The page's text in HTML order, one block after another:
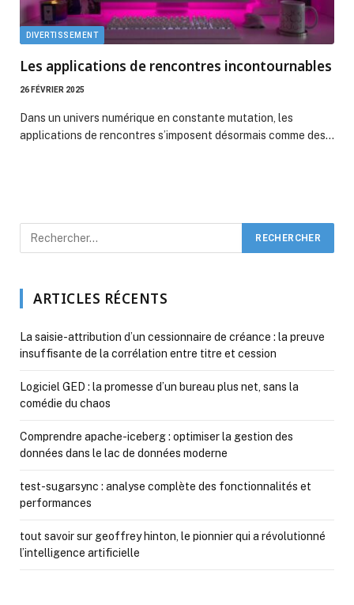
DIVERTISSEMENT
Les applications de rencontres incontournables
26 FÉVRIER 2025
Dans un univers numérique en constante mutation, les
applications de rencontres s’imposent désormais comme des…
ARTICLES RÉCENTS
La saisie-attribution d’un cessionnaire de créance : la preuve
insuffisante de la corrélation entre titre et cession
Logiciel GED : la promesse d’un bureau plus net, sans la
comédie du chaos
Comprendre apache-iceberg : optimiser la gestion des
données dans le lac de données moderne
test-sugarsync : analyse complète des fonctionnalités et
performances
tout savoir sur geoffrey hinton, le pionnier qui a révolutionné
l’intelligence artificielle